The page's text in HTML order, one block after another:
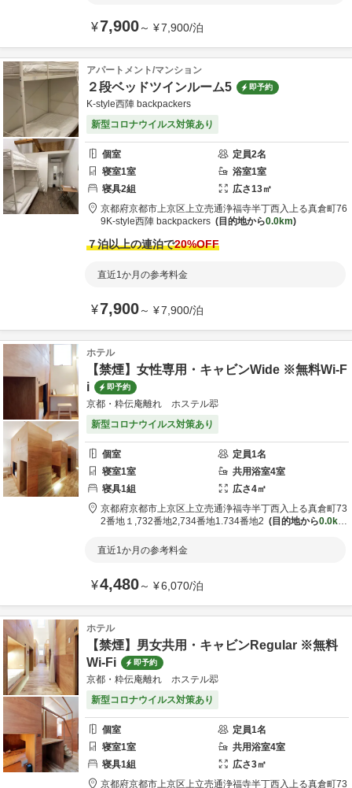
¥7,900～ ¥7,900/泊
アパートメント/マンション
２段ベッドツインルーム5 即予約
K-style西陣 backpackers
新型コロナウイルス対策あり
個室 定員2名
寝室1室 浴室1室
寝具2組 広さ13㎡
京都府京都市上京区上立売通浄福寺半丁西入上る真倉町76
9 K-style西陣 backpackers 目的地から0.0km
７泊以上の連泊で20%OFF
直近1か月の参考料金
¥7,900～ ¥7,900/泊
ホテル
【禁煙】女性専用・キャビンWide ※無料Wi-F
i
即予約
京都・粋伝庵離れ ホステル翆
新型コロナウイルス対策あり
個室 定員1名
寝室1室 共用浴室4室
寝具1組 広さ4㎡
京都府京都市上京区上立売通浄福寺半丁西入上る真倉町73
2番地１,732番地2,734番地1.734番地2
目的地から0.0km
直近1か月の参考料金
¥4,480～ ¥6,070/泊
ホテル
【禁煙】男女共用・キャビンRegular ※無料
Wi-Fi
即予約
京都・粋伝庵離れ ホステル翆
新型コロナウイルス対策あり
個室 定員1名
寝室1室 共用浴室4室
寝具1組 広さ3㎡
京都府京都市上京区上立売通浄福寺半丁西入上る真倉町73